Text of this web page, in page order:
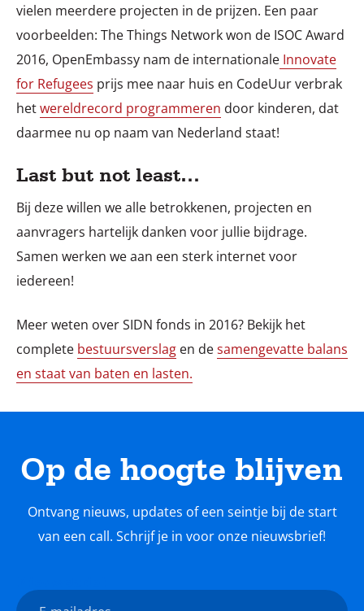
vielen meerdere projecten in de prijzen. Een paar
voorbeelden: The Things Network won de ISOC Award
2016, OpenEmbassy nam de internationale Innovate
for Refugees prijs mee naar huis en CodeUur verbrak
hetwereldrecord programmeren door kinderen, dat
daarmee nu op naam van Nederland staat!
Last but not least…
Bij deze willen we alle betrokkenen, projecten en
aanvragers hartelijk danken voor jullie bijdrage.
Samen werken we aan een sterk internet voor
iedereen!
Meer weten over SIDN fonds in 2016? Bekijk het
complete bestuursverslag en desamengevatte balans
en staat van baten en lasten.
Op de hoogte blijven
Ontvang nieuws, updates of een seintje bij de start
van een call. Schrijf je in voor onze nieuwsbrief!
E-